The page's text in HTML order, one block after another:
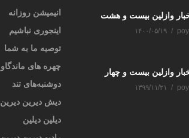
وازلین بیست و هشت
۱۴۰۰/۰۵/۱۹
وازلین بیست و چهار
۱۳۹۹/۱۱/۲۱
انیمیشن روزانه
اینجوری نباشیم
توصیه ما به شما
چهره های ماندگاو
دوشنبه‌های تند
دیش دیرین دیرین
دیلین دیلین